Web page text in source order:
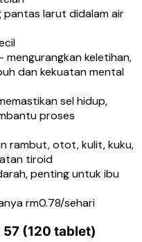
larut didalam air
mengurangkan keletihan,
dan kekuatan mental
sel hidup,
proses
rambut, otot, kulit, kuku,
tiroid
penting untuk ibu
rm0.78/sehari
57 (120 tablet)